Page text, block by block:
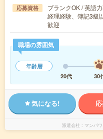
応募資格
ブランクOK / 英語
経理経験、簿記3級
歓迎
職場の雰囲気
年齢層
20代
30
気になる!
派遣会社 マンパ